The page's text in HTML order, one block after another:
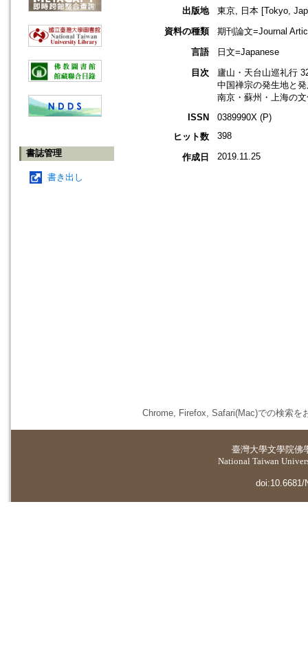
書誌管理
書き出し
出版地
東京, 日本 [Tokyo,
資料の種類
期刊論文=Journal
言語
日文=Japanese
目次
廬山・天台山巡礼行
中国禅宗の発生地と
南京・蘇州・上海の
ISSN
0389990X (P)
ヒット数
398
作成日 2019.11.25
Chrome, Firefox, Safari(Mac)での検索を
臺灣大學文學院佛
National Taiwan
doi:10.6681/